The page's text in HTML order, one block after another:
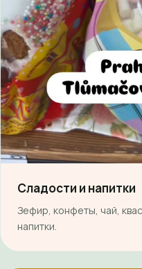
Сладости и напитки
Зефир, конфеты, чай,
напитки.